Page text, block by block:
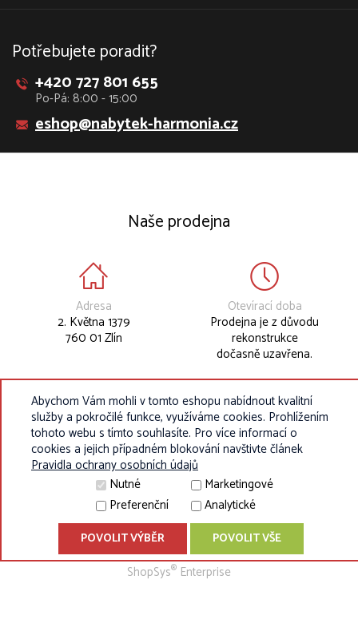
Potřebujete poradit?
+420 727 801 655
Po-Pá: 8:00 - 15:00
eshop@nabytek-harmonia.cz
Naše prodejna
Adresa
2. Května 1379
760 01 Zlín
Otevírací doba
Prodejna je z důvodu
rekonstrukce
dočasně uzavřena.
© 2010 - 2026 Eurokosik.cz - vybavení do dětských pokojíků |
ShopSys® Enterprise
Abychom Vám mohli v tomto eshopu nabídnout kvalitní
služby a pokročilé funkce, využíváme cookies. Prohlížením
tohoto webu s tímto souhlasíte. Pro více informací o
cookies a jejich případném blokování navštivte článek
Pravidla ochrany osobních údajů
Nutné
Marketingové
Preferenční
Analytické
POVOLIT VÝBĚR POVOLIT VŠE